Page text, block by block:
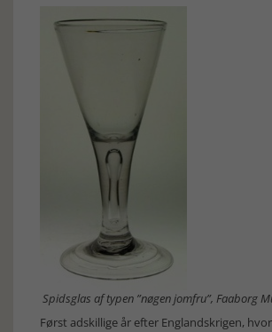
Spidsglas af typen ”nøgen jomfru”, Faaborg
Først adskillige år efter Englandskrigen,